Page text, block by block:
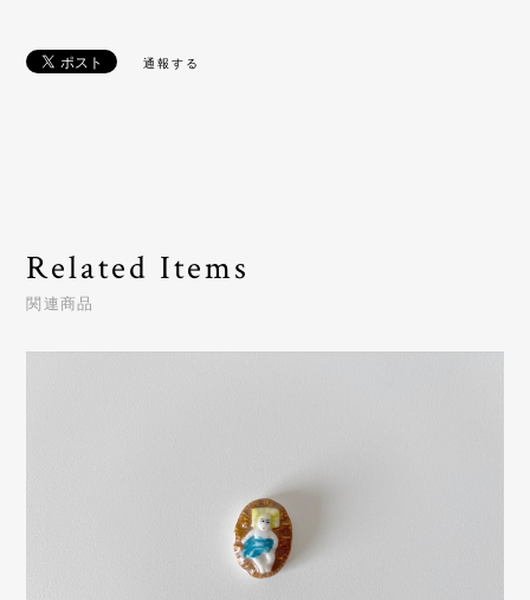
通報する
Related Items
関連商品